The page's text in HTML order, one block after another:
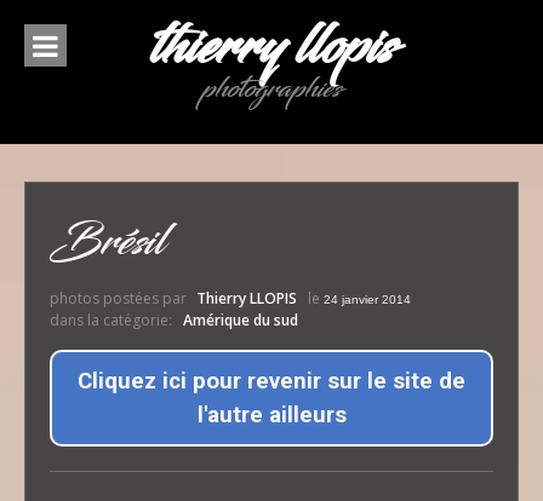
contenu
thierry llopis
photographies
Brésil
photos postées par Thierry LLOPIS le 24 janvier 2014
dans la catégorie: Amérique du sud
Cliquez ici pour revenir sur le site de
l'autre ailleurs